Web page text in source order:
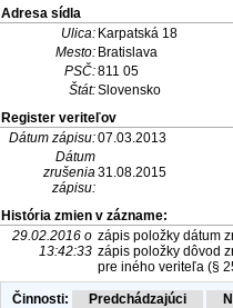
Adresa sídla
Ulica: Karpatská 18
Mesto: Bratislava
PSČ:811 05
Štát:Slovensko
Register veriteľov
Dátum zápisu:07.03.2013
Dátum
zrušenia
zápisu:
31.08.2015
História zmien v zázname:
29.02.2016 o
13:42:33
zápis položky dátum
zápis položky dôvod
pre iného veriteľa (§
Činnosti: